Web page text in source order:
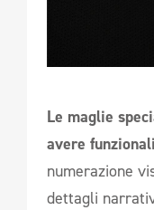
Le maglie
avere
numerazione
dettagli